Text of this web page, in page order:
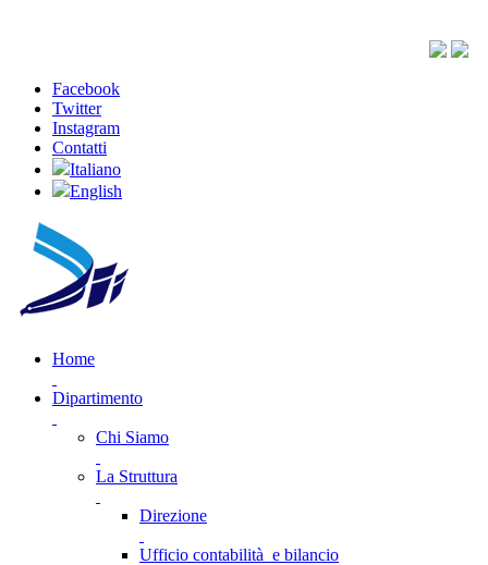
Facebook
Twitter
Instagram
Contatti
Italiano
English
Home
Dipartimento
Chi Siamo
La Struttura
Direzione
Ufficio contabilità e bilancio